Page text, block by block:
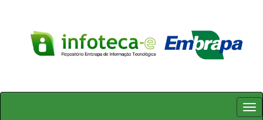
Skip